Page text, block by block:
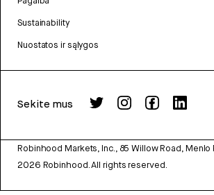
Sustainability
Nuostatos ir sąlygos
Sekite mus
Robinhood Markets, Inc., 85 Willow Road, Menlo
2026 Robinhood. All rights reserved.